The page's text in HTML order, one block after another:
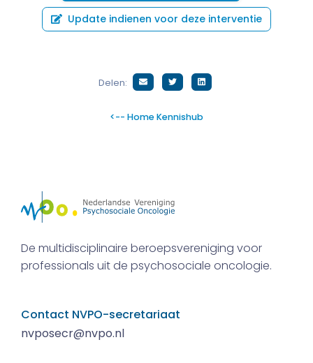
Update indienen voor deze interventie
Delen:
<-- Home Kennishub
De multidisciplinaire beroepsvereniging voor
professionals uit de psychosociale oncologie.
Contact NVPO-secretariaat
nvposecr@nvpo.nl